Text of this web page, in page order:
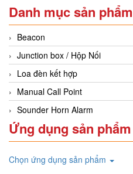
Danh mục sản phẩm
Beacon
Junction box / Hộp Nối
Loa đèn kết hợp
Manual Call Point
Sounder Horn Alarm
Ứng dụng sản phẩm
Chọn ứng dụng sản phẩm